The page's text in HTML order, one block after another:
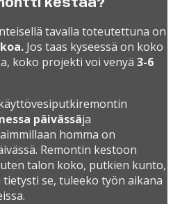
kestää?
tavalla toteutettuna on
Jos taas kyseessä on koko
koko projekti voi venyä 3-6
päivässäja
homma on
Remontin kestoon
talon koko, putkien kunto,
se, tuleeko työn aikana